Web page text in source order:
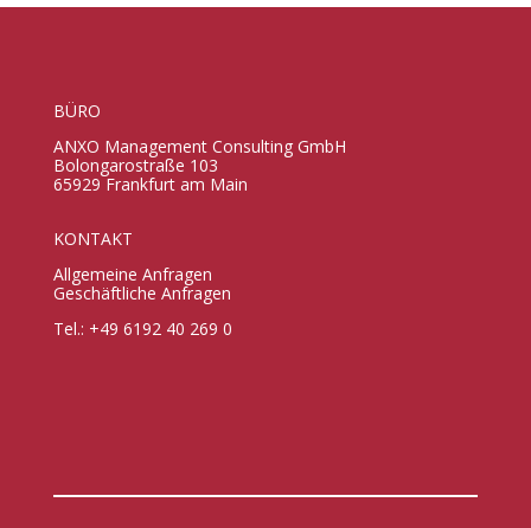
BÜRO
ANXO Management Consulting GmbH
Bolongarostraße 103
65929 Frankfurt am Main
KONTAKT
Allgemeine Anfragen
Geschäftliche Anfragen
Tel.: +49 6192 40 269 0